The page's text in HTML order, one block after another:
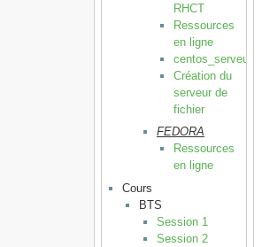
RHCT
Ressources
en ligne
centos_serveur
Création du
serveur de
fichier
FEDORA
Ressources
en ligne
Cours
BTS
Session 1
Session 2